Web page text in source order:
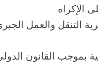
الإكراه
التنقل والعمل
بموجب القانون